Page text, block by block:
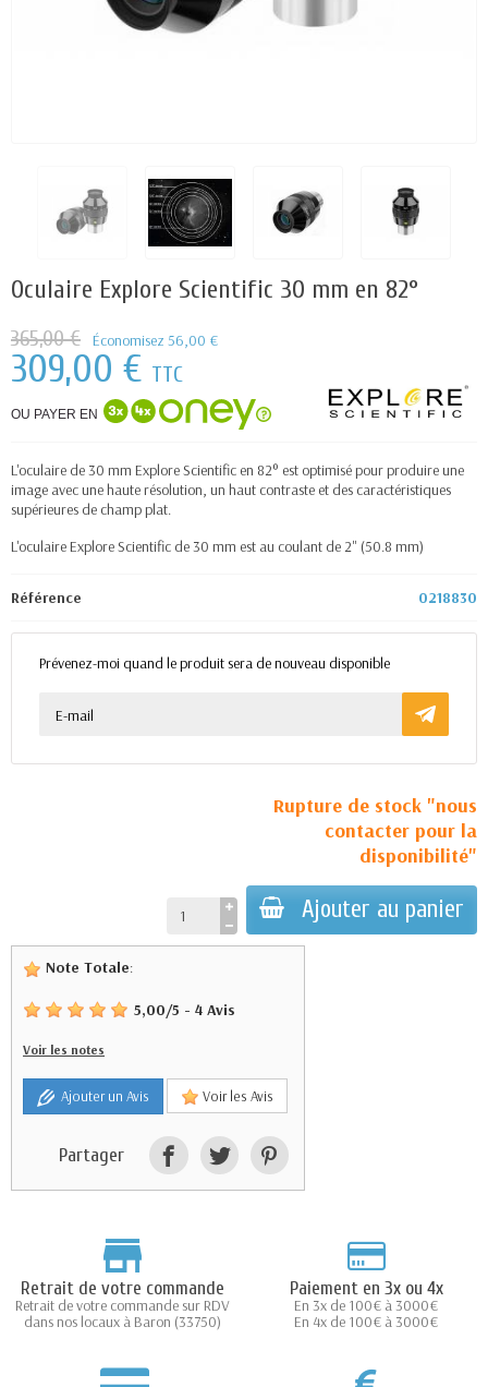
Oculaire Explore Scientific 30 mm en 82°
365,00 € Économisez 56,00 €
309,00 € TTC
OU PAYER EN
L'oculaire de 30 mm Explore Scientific en 82° est optimisé pour produire une
image avec une haute résolution, un haut contraste et des caractéristiques
supérieures de champ plat.
L'oculaire Explore Scientific de 30 mm est au coulant de 2" (50.8 mm)
Référence 0218830
Prévenez-moi quand le produit sera de nouveau disponible
Rupture de stock "nous
contacter pour la
disponibilité"
Ajouter au panier
Note Totale:
5,00/5 - 4 Avis
Voir les notes
Ajouter un Avis Voir les Avis
Partager
Retrait de votre commande
Retrait de votre commande sur RDV
dans nos locaux à Baron (33750)
Paiement en 3x ou 4x
En 3x de 100€ à 3000€
En 4x de 100€ à 3000€